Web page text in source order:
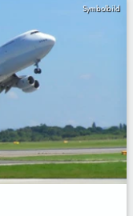
Symbolbild